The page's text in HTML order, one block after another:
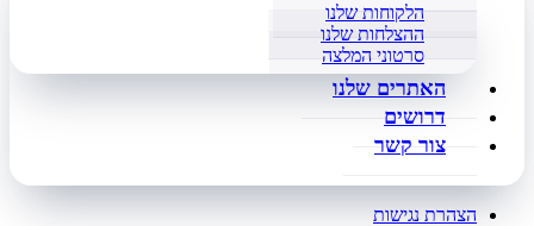
הלקוחות שלנו
ההצלחות שלנו
סרטוני המלצה
האתרים שלנו
דרושים
צור קשר
הצהרת נגישות